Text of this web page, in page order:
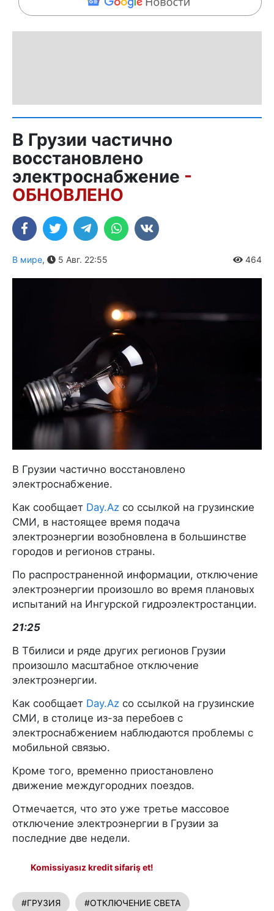
В Грузии частично
восстановлено
электроснабжение -
ОБНОВЛЕНО
В мире, 5 Авг. 22:55 464
В Грузии частично восстановлено
электроснабжение.
Как сообщает Day.Az со ссылкой на грузинские
СМИ, в настоящее время подача
электроэнергии возобновлена в большинстве
городов и регионов страны.
По распространенной информации, отключение
электроэнергии произошло во время плановых
испытаний на Ингурской гидроэлектростанции.
21:25
В Тбилиси и ряде других регионов Грузии
произошло масштабное отключение
электроэнергии.
Как сообщает Day.Az со ссылкой на грузинские
СМИ, в столице из-за перебоев с
электроснабжением наблюдаются проблемы с
мобильной связью.
Кроме того, временно приостановлено
движение междугородних поездов.
Отмечается, что это уже третье массовое
отключение электроэнергии в Грузии за
последние две недели.
Komissiyasız kredit sifariş et!
#ГРУЗИЯ #ОТКЛЮЧЕНИЕ СВЕТА